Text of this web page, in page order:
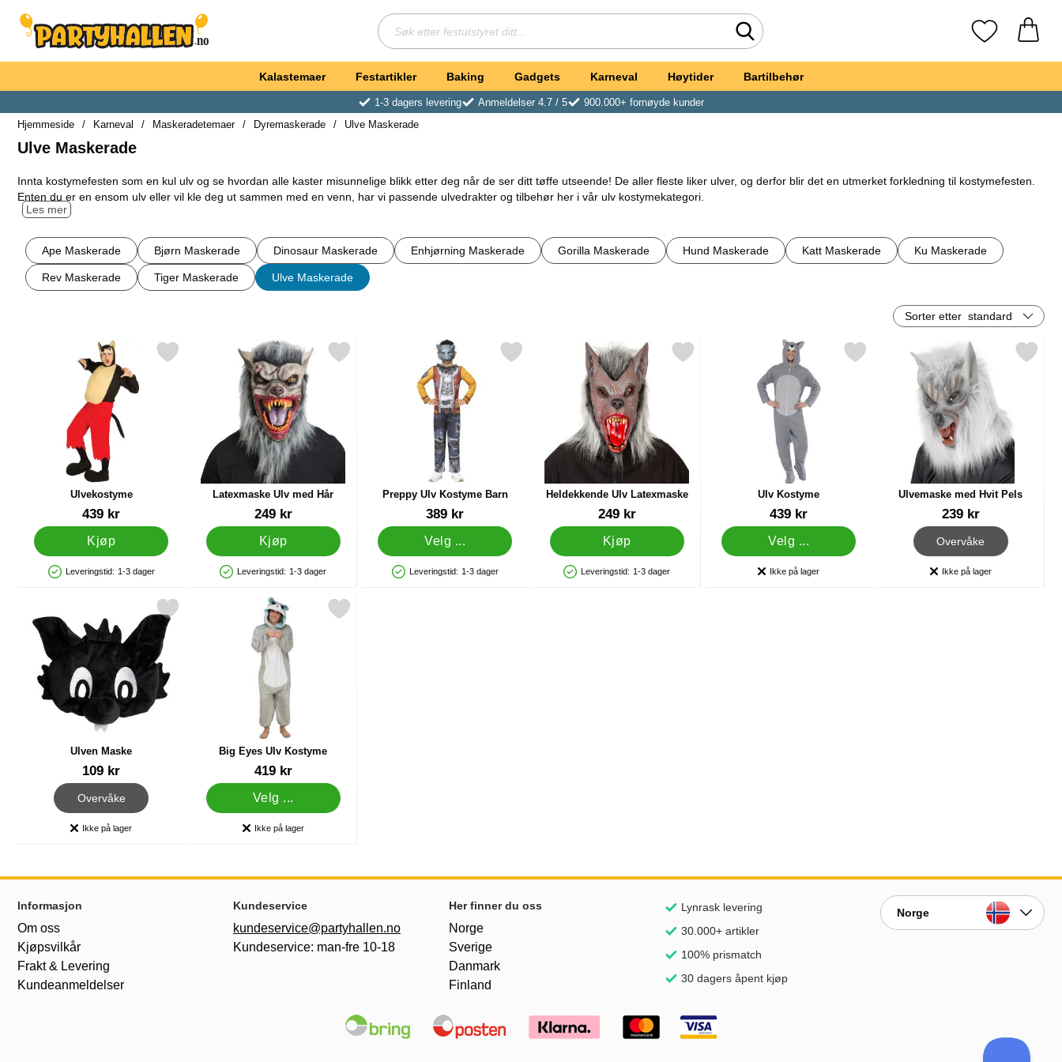
Søk
Søk
Startsiden for Partyhallen AB Mine favoritter
Kalastemaer Festartikler Baking Gadgets Karneval Høytider Bartilbehør
1-3 dagers levering Anmeldelser 4.7 / 5
900.000+ fornøyde kunder
Hjemmeside
Karneval Maskeradetemaer Dyremaskerade Ulve Maskerade
Ulve Maskerade
produkterLes mer
Innta kostymefesten som en kul ulv og se hvordan alle kaster misunnelige blikk etter deg når de ser ditt tøffe utseende! De aller fleste liker ulver, og derfor blir det en utmerket forkledning til kostymefesten.
Enten du er en ensom ulv eller vil kle deg ut sammen med en venn, har vi passende ulvedrakter og tilbehør her i vår ulv kostymekategori.
og tilbehør her hos oss. Se i vår ulv kostymekategori og la deg inspirere til å skape din egen ulvekostyme på bare et øyeblikk.
Å kle seg ut som en søt eller kul ulv blir virkelig enkelt med de riktige kostymene eller tilbehørene fra oss! Vi tilbyr flere ulike typer ulveforkledninger slik at du kjapt og enkelt kan finne en passende ulvedrakt
for akkurat deg. Perfekt for alle ulveelskere som vil bli sitt favorittdyr til neste kostymefest, barnebursdag, eller til og med halloweenfest!
underkategorier
Ape Maskerade Bjørn Maskerade Dinosaur Maskerade Enhjørning Maskerade Gorilla Maskerade Hund Maskerade Katt Maskerade Ku Maskerade
Rev Maskerade Tiger Maskerade Ulve Maskerade
standard
produktliste
Ulvekostyme
Varenummer 85459
439 kr
Kjøp
Produkttilgjengelighet: På lager
Leveringstid: 1-3 dager
Merk ulvekostyme som favoritt
Latexmaske Ulv med Hår
Varenummer 89170
249 kr
Kjøp
Produkttilgjengelighet: På lager
Leveringstid: 1-3 dager
Merk latexmaske Ulv med Hår som favoritt
Preppy Ulv Kostyme Barn
Varenummer 84722
389 kr
Velg ...
Produkttilgjengelighet: På lager
Leveringstid: 1-3 dager
Merk preppy Ulv Kostyme Barn som favoritt
Heldekkende Ulv Latexmaske
Varenummer 85154
249 kr
Kjøp
Produkttilgjengelighet: På lager
Leveringstid: 1-3 dager
Merk heldekkende Ulv Latexmaske som favoritt
Ulv Kostyme
Varenummer 6895
439 kr
Velg ...
Produkttilgjengelighet:
Ikke på lager
Merk ulv Kostyme som favoritt
Ulvemaske med Hvit Pels
Varenummer 11855
239 kr
Overvåke
, Ulvemaske med Hvit Pels
Produkttilgjengelighet:
Ikke på lager
Merk ulvemaske med Hvit
Ulven Maske
Varenummer 14511
109 kr
Overvåke
, Ulven Maske
Produkttilgjengelighet:
Ikke på lager
Merk ulven Maske som favoritt
Big Eyes Ulv Kostyme
Varenummer 18404
419 kr
Velg ...
Produkttilgjengelighet:
Ikke på lager
Merk big Eyes Ulv Kostyme som favoritt
Footer-innhold Blandet informasjon og lenker
Informasjon
Om oss
Kjøpsvilkår
Frakt & Levering
Kundeanmeldelser
Kundeservice
kundeservice@partyhallen.no
Kundeservice: man-fre 10-18
Her finner du oss
Norge
Sverige
Danmark
Finland
Lynrask levering
30.000+ artikler
100% prismatch
30 dagers åpent kjøp
Norge